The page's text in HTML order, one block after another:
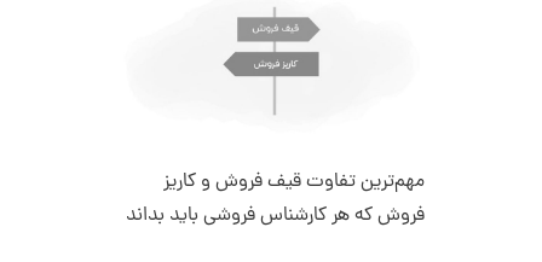
مهم‌ترین تفاوت قیف فروش و کاریز
فروش که هر کارشناس فروشی باید بداند